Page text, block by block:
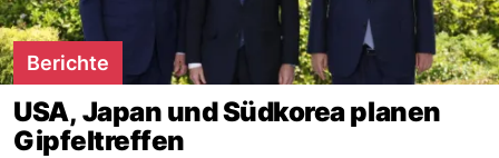
Berichte
USA, Japan und Südkorea planen
Gipfeltreffen